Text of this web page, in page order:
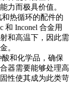
力而极具价值。
热循环的配件的
和 Inconel 合金用
和高温下，因此需
。
酸和化学品，确保
器需要能够处理高
性使其成为此类苛